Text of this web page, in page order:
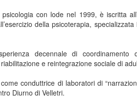
con lode nel 1999, è iscritta
della psicoterapia,
decennale di
e reintegrazione sociale di
conduttrice di laboratori di
Diurno di Velletri.